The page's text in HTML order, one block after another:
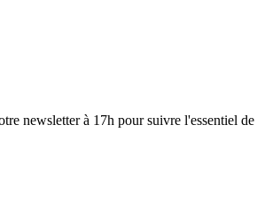
newsletter à 17h pour suivre l'essentiel